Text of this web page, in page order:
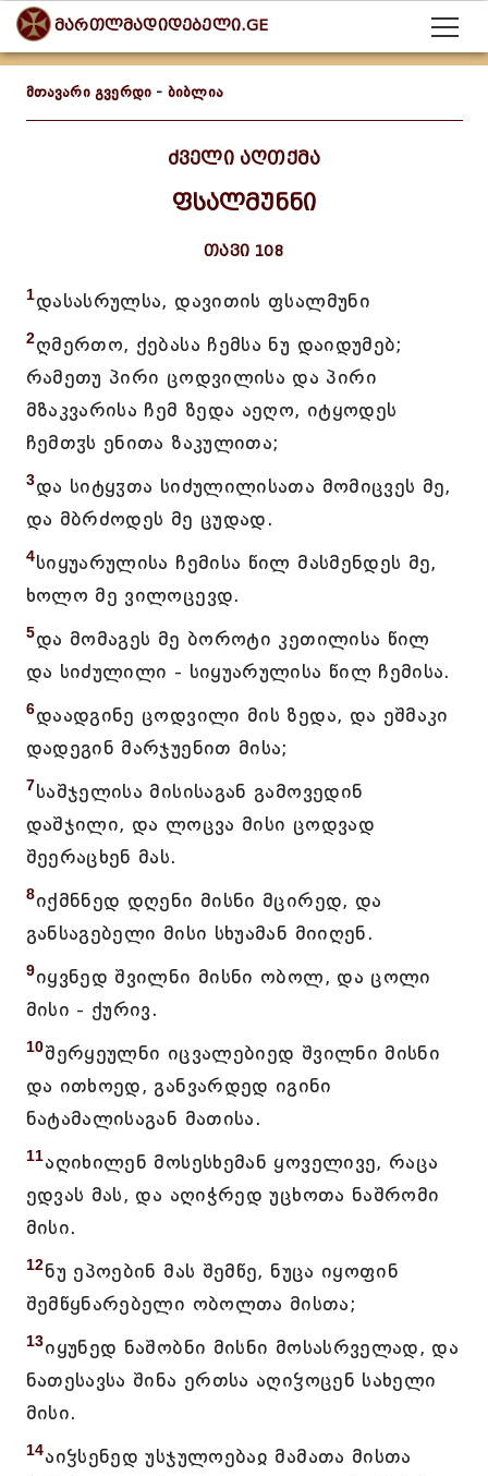
მართლმადიდებელი.GE
მთავარი გვერდი - ბიბლია
ძველი აღთქმა
ფსალმუნნი
თავი 108
1დასასრულსა, დავითის ფსალმუნი
2ღმერთო, ქებასა ჩემსა ნუ დაიდუმებ;
რამეთუ პირი ცოდვილისა და პირი
მზაკვარისა ჩემ ზედა აეღო, იტყოდეს
ჩემთჳს ენითა ზაკულითა;
3და სიტყჳთა სიძულილისათა მომიცვეს მე,
და მბრძოდეს მე ცუდად.
4სიყუარულისა ჩემისა წილ მასმენდეს მე,
ხოლო მე ვილოცევდ.
5და მომაგეს მე ბოროტი კეთილისა წილ
და სიძულილი - სიყუარულისა წილ ჩემისა.
6დაადგინე ცოდვილი მის ზედა, და ეშმაკი
დადეგინ მარჯუენით მისა;
7საშჯელისა მისისაგან გამოვედინ
დაშჯილი, და ლოცვა მისი ცოდვად
შეერაცხენ მას.
8იქმნნედ დღენი მისნი მცირედ, და
განსაგებელი მისი სხუამან მიიღენ.
9იყვნედ შვილნი მისნი ობოლ, და ცოლი
მისი - ქურივ.
10შერყეულნი იცვალებიედ შვილნი მისნი
და ითხოედ, განვარდედ იგინი
ნატამალისაგან მათისა.
11აღიხილენ მოსესხემან ყოველივე, რაცა
ედვას მას, და აღიჭრედ უცხოთა ნაშრომი
მისი.
12ნუ ეპოებინ მას შემწე, ნუცა იყოფინ
შემწყნარებელი ობოლთა მისთა;
13იყუნედ ნაშობნი მისნი მოსასრველად, და
ნათესავსა შინა ერთსა აღიჴოცენ სახელი
მისი.
14აიჴსენედ უსჯულოებაჲ მამათა მისთა